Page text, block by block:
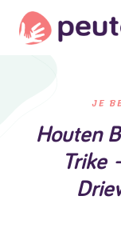
JE
Houten
Trike